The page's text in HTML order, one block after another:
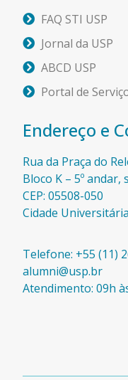
FAQ STI USP
Jornal da USP
ABCD USP
Portal de
Endereço e
Rua da Praça do
Bloco K – 5º andar,
CEP: 05508-050
Cidade
Telefone: +55 (11)
alumni@usp.br
Atendimento: 09h